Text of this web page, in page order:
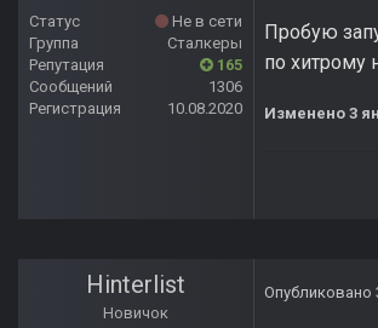
Статус
Не в сети
Группа
Сталкеры
Репутация
165
Сообщений
1306
Регистрация
10.08.2020
Пробую
по хитрому
Изменено 3
Hinterlist
Новичок
Опубликовано